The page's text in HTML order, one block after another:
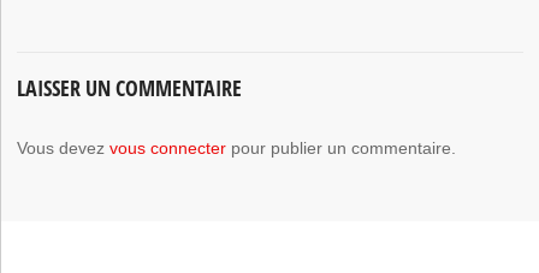
LAISSER UN COMMENTAIRE
Vous devezvous connecter pour publier un commentaire.